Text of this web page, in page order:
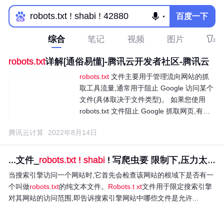
百度一下
综合 笔记 视频 图片
robots.txt详解[通俗易懂]-腾讯云开发者社区-腾讯云
robots.txt文件主要用于管理流向网站的抓
取工具流量,通常用于阻止 Google 访问某个
文件(具体取决于文件类型)。 如果您使用
robots.txt 文件阻止 Google 抓取网页,有时
他链接找到),但搜索结果不会包含对该网页
的图片、脚本或样式文件之类的资源不
腾讯云计算 2022年8月14日
...文件_ robots.txt ! shabi ! 写爬虫要 限制下,压力太大...
当搜索引擎访问一个网站时,它首先会检查该网站的根域下是否有一
个叫做robots.txt的纯文本文件。 Robots.t xt文件用于限定搜索引擎
对其网站的访问范围,即告诉搜索引擎网站中哪些文件是允许...